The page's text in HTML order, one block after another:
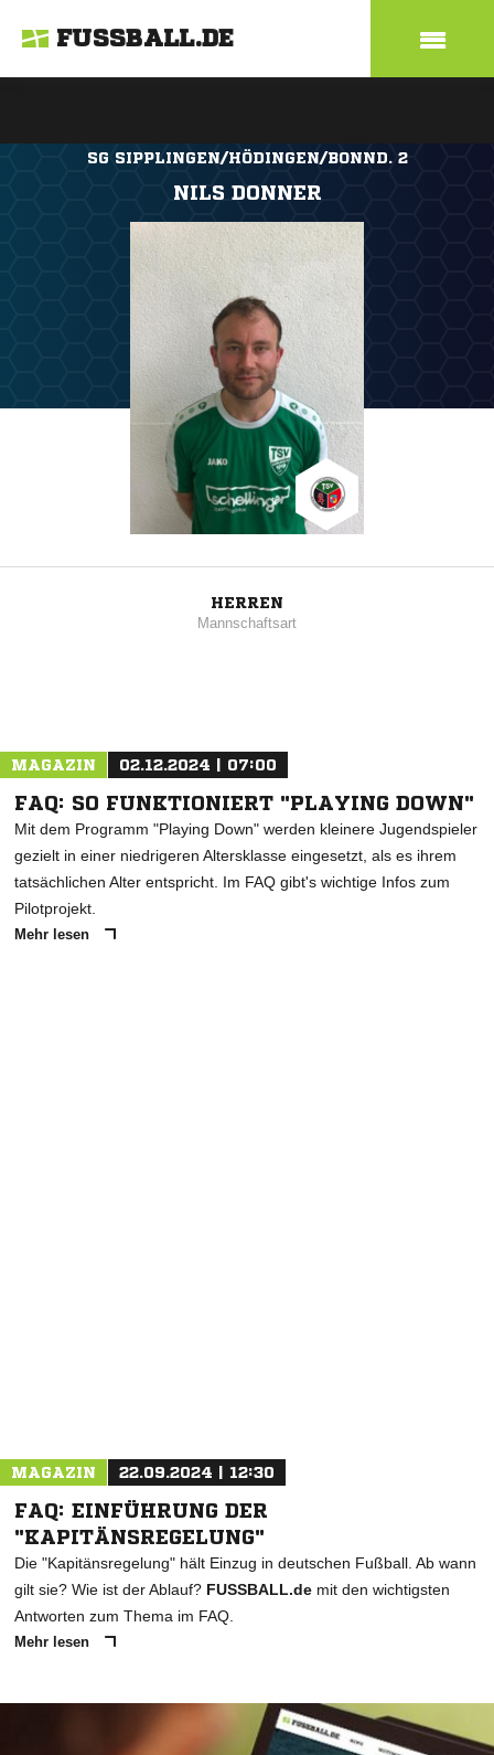
FUSSBALL.DE
SG SIPPLINGEN/HÖDINGEN/BONND. 2
NILS DONNER
HERREN
Mannschaftsart
MAGAZIN 02.12.2024 | 07:00
FAQ: SO FUNKTIONIERT "PLAYING DOWN"
Mit dem Programm "Playing Down" werden kleinere Jugendspieler
gezielt in einer niedrigeren Altersklasse eingesetzt, als es ihrem
tatsächlichen Alter entspricht. Im FAQ gibt's wichtige Infos zum
Pilotprojekt.
Mehr lesen
MAGAZIN 22.09.2024 | 12:30
FAQ: EINFÜHRUNG DER
"KAPITÄNSREGELUNG"
Die "Kapitänsregelung" hält Einzug in deutschen Fußball. Ab wann
gilt sie? Wie ist der Ablauf? FUSSBALL.de mit den wichtigsten
Antworten zum Thema im FAQ.
Mehr lesen